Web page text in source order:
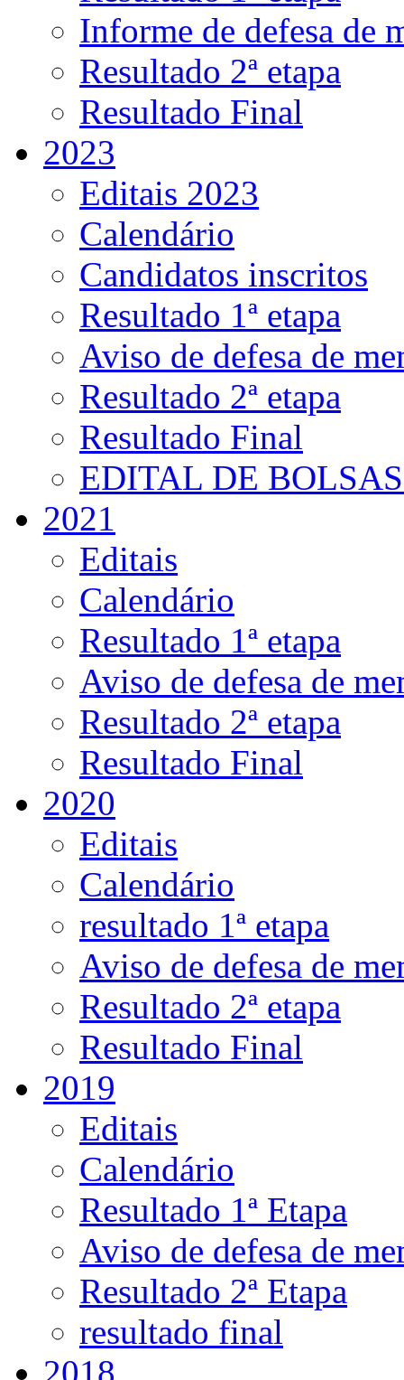
Informe de defesa de
Resultado 2ª etapa
Resultado Final
2023
Editais 2023
Calendário
Candidatos inscritos
Resultado 1ª etapa
Aviso de defesa de
Resultado 2ª etapa
Resultado Final
EDITAL DE
2021
Editais
Calendário
Resultado 1ª etapa
Aviso de defesa de
Resultado 2ª etapa
Resultado Final
2020
Editais
Calendário
resultado 1ª etapa
Aviso de defesa de
Resultado 2ª etapa
Resultado Final
2019
Editais
Calendário
Resultado 1ª Etapa
Aviso de defesa de
Resultado 2ª Etapa
resultado final